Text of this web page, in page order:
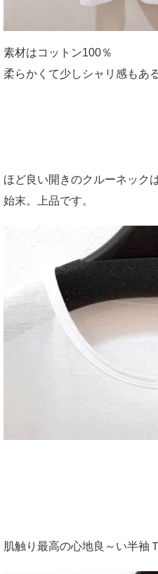
素材はコットン100％
柔らかくて少しシャリ感もあ
ほど良い開きのクルーネック
始末。上品です。
肌触り最高の心地良～い半袖